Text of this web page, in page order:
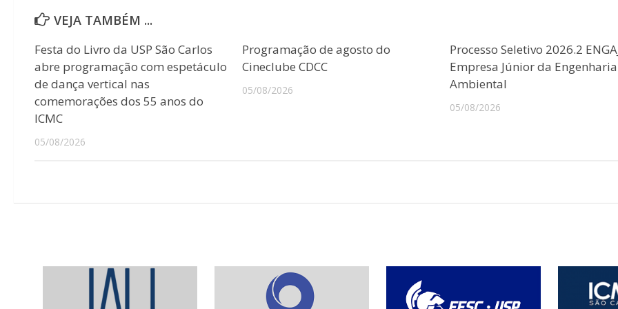
VEJA TAMBÉM ...
Festa do Livro da USP São Carlos
abre programação com espetáculo
de dança vertical nas
comemorações dos 55 anos do
ICMC
05/08/2026
Programação de agosto do
Cineclube CDCC
05/08/2026
Processo Seletivo 2026.2
Empresa Júnior da Engenharia
Ambiental
05/08/2026